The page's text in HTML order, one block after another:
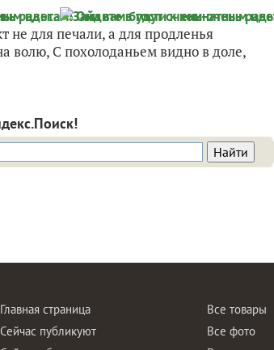
не для печали, а для продленья
волю, С похолоданьем видно в доле,
Главная страница
Сейчас публикуют
Все товары
Все фото